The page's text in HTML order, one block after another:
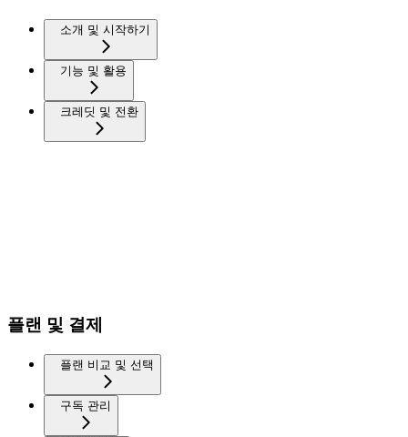
소개 및 시작하기
기능 및 활용
크레딧 및 전환
플랜 및 결제
플랜 비교 및 선택
구독 관리